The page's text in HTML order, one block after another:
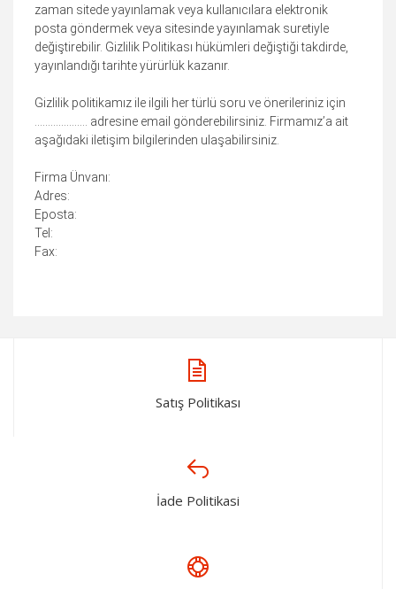
zaman sitede yayınlamak veya kullanıcılara elektronik
posta göndermek veya sitesinde yayınlamak suretiyle
değiştirebilir. Gizlilik Politikası hükümleri değiştiği takdirde,
yayınlandığı tarihte yürürlük kazanır.
Gizlilik politikamız ile ilgili her türlü soru ve önerileriniz için
……………….. adresine email gönderebilirsiniz. Firmamız’a ait
aşağıdaki iletişim bilgilerinden ulaşabilirsiniz.
Firma Ünvanı:
Adres:
Eposta:
Tel:
Fax:
Satış Politikası
İade Politikasi